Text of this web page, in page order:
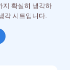
지 확실히 냉각하
각 시트입니다.